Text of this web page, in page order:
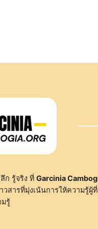
ก รู้จริง ที่ Garcinia
สารที่มุ่งเน้นการให้ความรู้ผู้
มรู้